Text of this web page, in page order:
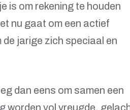
is om rekening te houden
nu gaat om een actief
jarige zich speciaal en
dan eens om samen een
worden vol vreugde,